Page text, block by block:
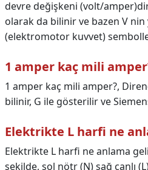
devre değişkeni (volt/
olarak da bilinir ve bazen V nin
(elektromotor kuvvet)
1 amper kaç mili
1 amper kaç mili amper?,
bilinir, G ile gösterilir ve
Elektrikte L harfi ne
Elektrikte L harfi ne anlama
şekilde, sol nötr (N) sağ canlı